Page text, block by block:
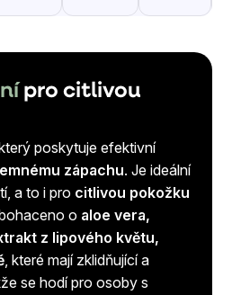
pro citlivou
poskytuje efektivní
zápachu. Je ideální
a to i pro citlivou pokožku
o aloe vera,
z lipového květu,
, které mají zklidňující a
se hodí pro osoby s